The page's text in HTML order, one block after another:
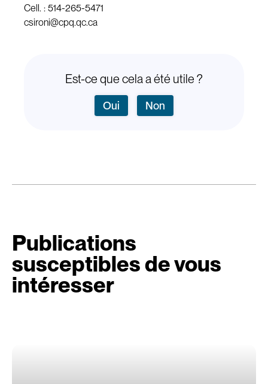
Cell. : 514-265-5471
csironi@cpq.qc.ca
Est-ce que cela a été utile ?
Oui Non
Publications
susceptibles de vous
intéresser